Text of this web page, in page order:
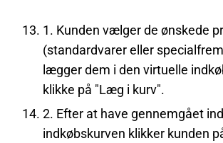
1. Kunden vælger de ønskede
(standardvarer eller
lægger dem i den virtuelle
klikke på "Læg i kurv".
2. Efter at have gennemgået
indkøbskurven klikker kunden